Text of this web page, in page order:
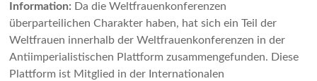
Information: Da die Weltfrauenkonferenzen
überparteilichen Charakter haben, hat sich ein Teil der
Weltfrauen innerhalb der Weltfrauenkonferenzen in der
Antiimperialistischen Plattform zusammengefunden. Diese
Plattform ist Mitglied in der Internationalen